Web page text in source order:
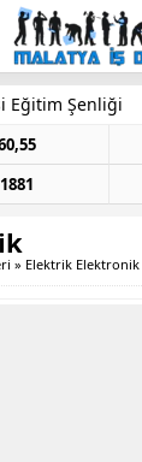
Eğitim Şenliği
» Elektrik Elektronik